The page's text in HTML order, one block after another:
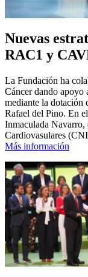
Nuevas
RAC1 y
La Fundación ha
Cáncer dando apoyo
mediante la dotación
Rafael del Pino. En
Inmaculada
Cardiovasulares
Más información